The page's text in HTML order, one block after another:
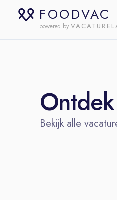
FOODVAC
powered by
Bekijk alle